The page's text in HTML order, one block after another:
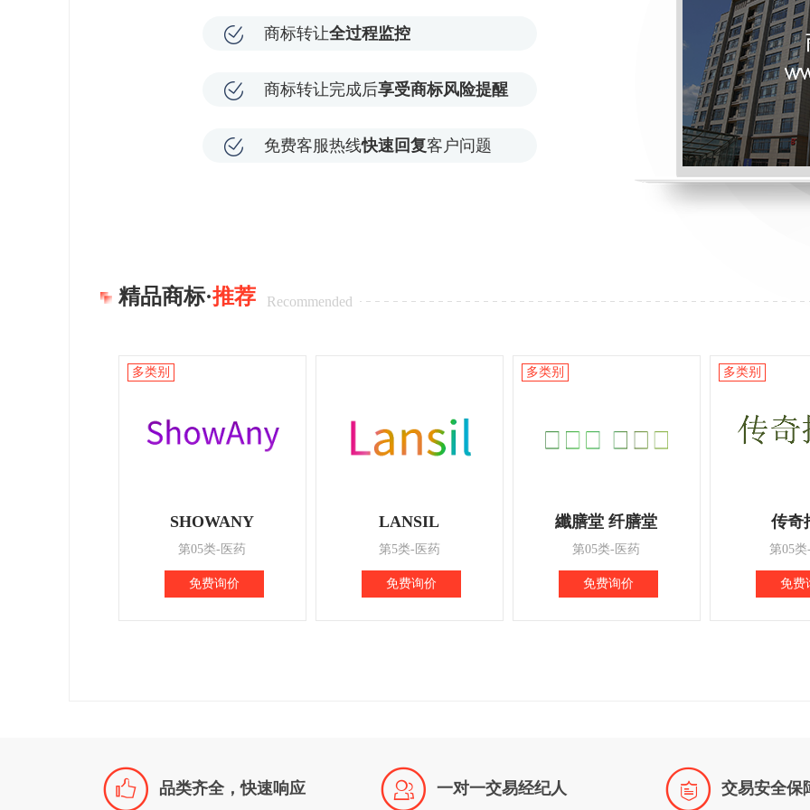
商标转让全过程监控
商标转让完成后享受商标风险提醒
免费客服热线快速回复客户问题
精品商标·推荐 Recommended
SHOWANY
第05类-医药
免费询价
多类别
LANSIL
第5类-医药
免费询价
纖膳堂 纤膳堂
第05类-医药
免费询价
多类别
传奇
第05
免费
多类别
 品类齐全，快速响应  一对一交易经纪人  交易安全保